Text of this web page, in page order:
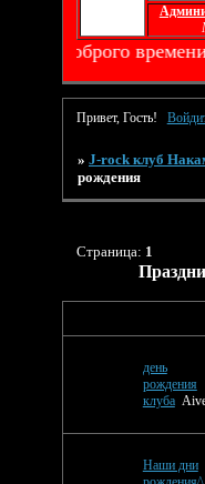
Всем доброго
Привет, Гость!
» J-rock клуб
рождения
Страница: 1
день
рождения
клуба
Наши дни